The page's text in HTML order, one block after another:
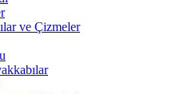
ve Çizmeler